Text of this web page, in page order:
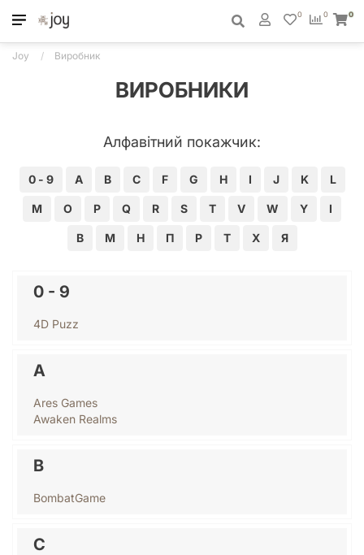
0
0 0
Joy Виробник
ВИРОБНИКИ
Алфавітний покажчик:
0 - 9 A B C F G H I J K L
M O P Q R S T V W Y І
В М Н П Р Т Х Я
0 - 9
4D Puzz
A
Ares Games
Awaken Realms
B
BombatGame
C